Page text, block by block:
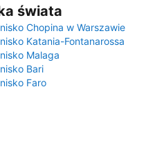
świata
Chopina w Warszawie
Katania-Fontanarossa
Malaga
Bari
Faro